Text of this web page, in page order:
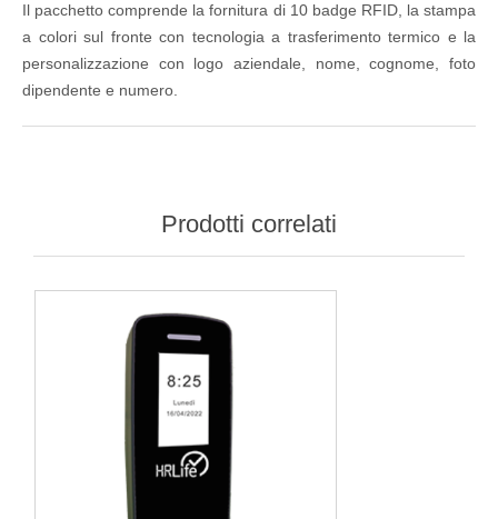
Il pacchetto comprende la fornitura di 10 badge RFID, la stampa
a colori sul fronte con tecnologia a trasferimento termico e la
personalizzazione con logo aziendale, nome, cognome, foto
dipendente e numero.
Prodotti correlati